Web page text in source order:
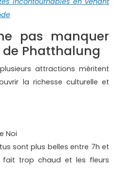
pas manquer
de Phatthalung
attractions méritent
la richesse culturelle et
Noi
sont plus belles entre 7h et
fait trop chaud et les fleurs